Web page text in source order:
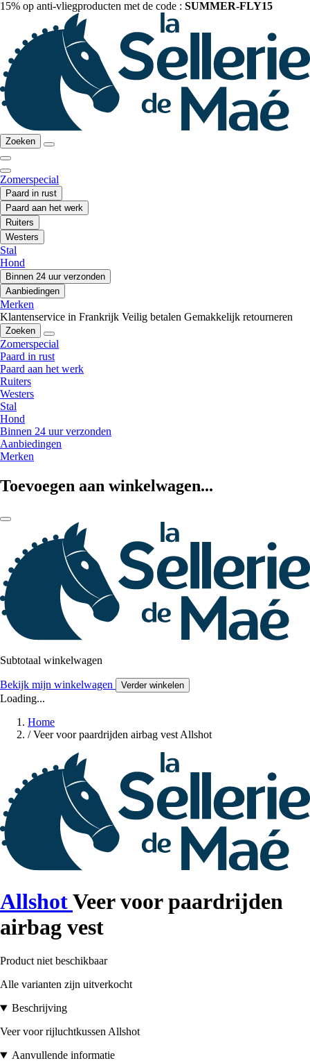
15% op anti-vliegproducten met de code : SUMMER-FLY15
Zoeken
Zomerspecial
Paard in rust
Paard aan het werk
Ruiters
Westers
Stal
Hond
Binnen 24 uur verzonden
Aanbiedingen
Merken
Klantenservice in Frankrijk Veilig betalen Gemakkelijk retourneren
Zoeken
Zomerspecial
Paard in rust
Paard aan het werk
Ruiters
Westers
Stal
Hond
Binnen 24 uur verzonden
Aanbiedingen
Merken
Toevoegen aan winkelwagen...
Subtotaal winkelwagen
Bekijk mijn winkelwagen Verder winkelen
Loading...
Home
/ Veer voor paardrijden airbag vest Allshot
AllshotVeer voor paardrijden
airbag vest
Product niet beschikbaar
Alle varianten zijn uitverkocht
Beschrijving
Veer voor rijluchtkussen Allshot
Aanvullende informatie